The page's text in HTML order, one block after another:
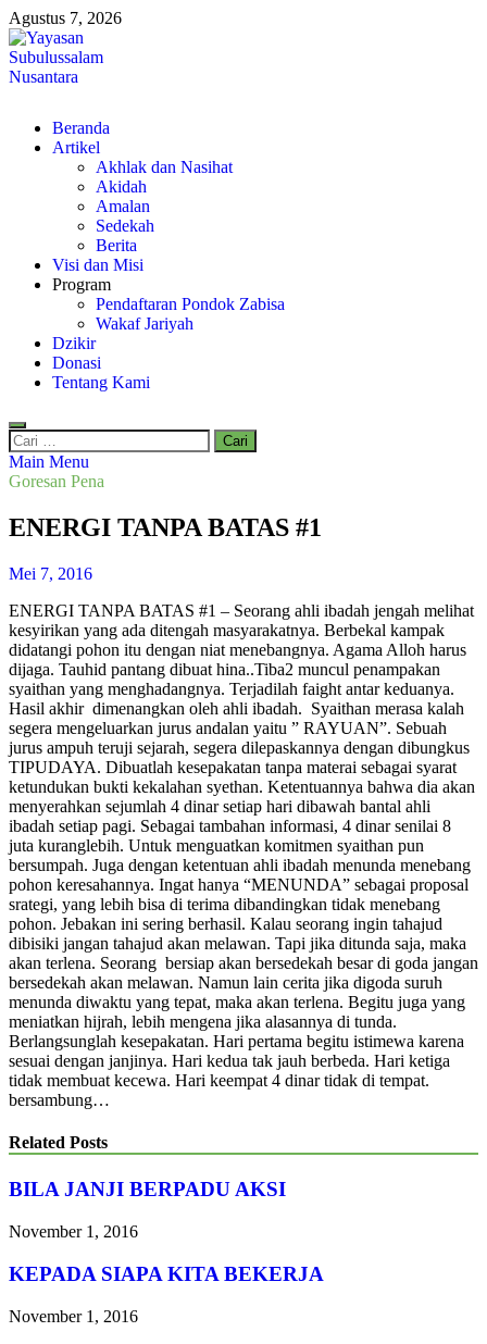
Skip
to
content
Agustus 7, 2026
Yayasan Subulussalam Nusantara
Yayasan Subulussalam Nusantara – Rumah Tahfidz Zabisa (Zaid bin
Tsabit) Temanggung – Tebar Manfaat untuk Ummat
Beranda
Artikel
Akhlak dan Nasihat
Akidah
Amalan
Sedekah
Berita
Visi dan Misi
Program
Pendaftaran Pondok Zabisa
Wakaf Jariyah
Dzikir
Donasi
Tentang Kami
Cari
untuk:
Main Menu
Goresan Pena
ENERGI TANPA BATAS #1
Mei 7, 2016
ENERGI TANPA BATAS #1 – Seorang ahli ibadah jengah melihat
kesyirikan yang ada ditengah masyarakatnya. Berbekal kampak
didatangi pohon itu dengan niat menebangnya. Agama Alloh harus
dijaga. Tauhid pantang dibuat hina..Tiba2 muncul penampakan
syaithan yang menghadangnya. Terjadilah faight antar keduanya.
Hasil akhir dimenangkan oleh ahli ibadah. Syaithan merasa kalah
segera mengeluarkan jurus andalan yaitu ” RAYUAN”. Sebuah
jurus ampuh teruji sejarah, segera dilepaskannya dengan dibungkus
TIPUDAYA. Dibuatlah kesepakatan tanpa materai sebagai syarat
ketundukan bukti kekalahan syethan. Ketentuannya bahwa dia akan
menyerahkan sejumlah 4 dinar setiap hari dibawah bantal ahli
ibadah setiap pagi. Sebagai tambahan informasi, 4 dinar senilai 8
juta kuranglebih. Untuk menguatkan komitmen syaithan pun
bersumpah. Juga dengan ketentuan ahli ibadah menunda menebang
pohon keresahannya. Ingat hanya “MENUNDA” sebagai proposal
srategi, yang lebih bisa di terima dibandingkan tidak menebang
pohon. Jebakan ini sering berhasil. Kalau seorang ingin tahajud
dibisiki jangan tahajud akan melawan. Tapi jika ditunda saja, maka
akan terlena. Seorang bersiap akan bersedekah besar di goda jangan
bersedekah akan melawan. Namun lain cerita jika digoda suruh
menunda diwaktu yang tepat, maka akan terlena. Begitu juga yang
meniatkan hijrah, lebih mengena jika alasannya di tunda.
Berlangsunglah kesepakatan. Hari pertama begitu istimewa karena
sesuai dengan janjinya. Hari kedua tak jauh berbeda. Hari ketiga
tidak membuat kecewa. Hari keempat 4 dinar tidak di tempat.
bersambung…
Related Posts
BILA JANJI BERPADU AKSI
November 1, 2016
KEPADA SIAPA KITA BEKERJA
November 1, 2016